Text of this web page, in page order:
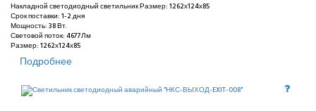
Накладной светодиодный светильник Размер: 1262х124х85
Срок поставки:1-2 дня
Мощность: 38 Вт.
Световой поток: 4677Лм
Размер: 1262х124х85
Подробнее